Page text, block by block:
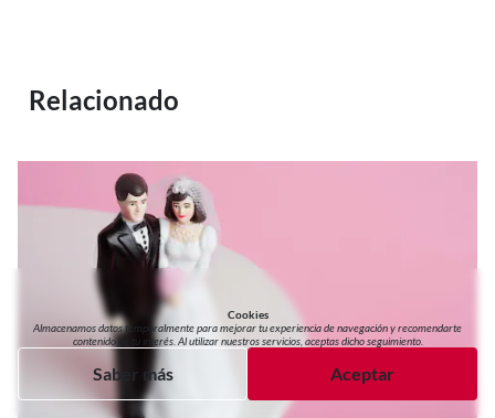
Relacionado
Cookies
Almacenamos datos temporalmente para mejorar tu experiencia de navegación y recomendarte
contenido de tu interés. Al utilizar nuestros servicios, aceptas dicho seguimiento.
Saber más Aceptar